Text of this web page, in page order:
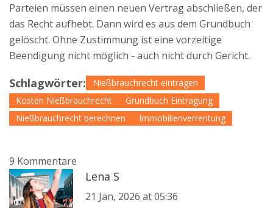
Parteien müssen einen neuen Vertrag abschließen, der
das Recht aufhebt. Dann wird es aus dem Grundbuch
gelöscht. Ohne Zustimmung ist eine vorzeitige
Beendigung nicht möglich - auch nicht durch Gericht.
Schlagwörter:
Nießbrauchrecht eintragen
Kosten Nießbrauchrecht
Grundbuch Eintragung
Nießbrauchrecht berechnen
Immobilienverrentung
9 Kommentare
Lena S
21 Jan, 2026 at 05:36